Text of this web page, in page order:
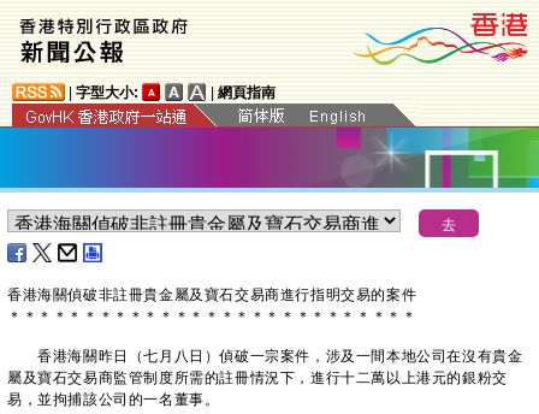
字型大小: 網頁指南
​香港海關偵破非註冊貴金屬及寶石交易商進行指明交易的案件
＊ ＊ ＊ ＊ ＊ ＊ ＊ ＊ ＊ ＊ ＊ ＊ ＊ ＊ ＊ ＊ ＊ ＊ ＊ ＊ ＊ ＊ ＊ ＊ ＊ ＊ ＊
香港海關昨日（七月八日）偵破一宗案件，涉及一間本地公司在沒有貴金
屬及寶石交易商監管制度所需的註冊情況下，進行十二萬以上港元的銀粉交
易，並拘捕該公司的一名董事。